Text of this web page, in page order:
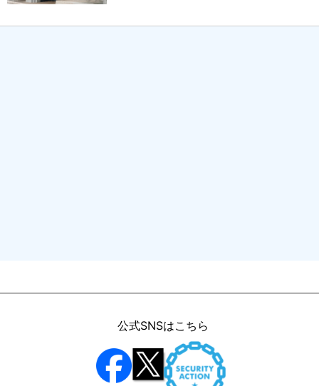
公式SNSはこちら